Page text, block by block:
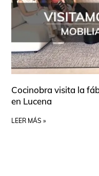
Cocinobra visita la
en Lucena
LEER MÁS »